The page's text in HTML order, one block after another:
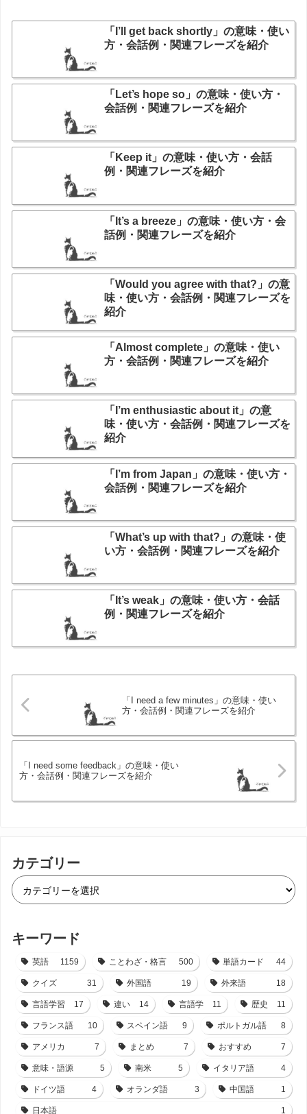
「I’ll get back shortly」の意味・使い
方・会話例・関連フレーズを紹介
「Let’s hope so」の意味・使い方・
会話例・関連フレーズを紹介
「Keep it」の意味・使い方・会話
例・関連フレーズを紹介
「It’s a breeze」の意味・使い方・会
話例・関連フレーズを紹介
「Would you agree with that?」の意
味・使い方・会話例・関連フレーズを
紹介
「Almost complete」の意味・使い
方・会話例・関連フレーズを紹介
「I’m enthusiastic about it」の意
味・使い方・会話例・関連フレーズを
紹介
「I’m from Japan」の意味・使い方・
会話例・関連フレーズを紹介
「What’s up with that?」の意味・使
い方・会話例・関連フレーズを紹介
「It’s weak」の意味・使い方・会話
例・関連フレーズを紹介
「I need a few minutes」の意味・使い
方・会話例・関連フレーズを紹介
「I need some feedback」の意味・使い
方・会話例・関連フレーズを紹介
カテゴリー
キーワード
英語 1159 ことわざ・格言 500 単語カード 44
クイズ 31 外国語 19 外来語 18
言語学習 17 違い 14 言語学 11 歴史 11
フランス語 10 スペイン語 9 ポルトガル語 8
アメリカ 7 まとめ 7 おすすめ 7
意味・語源 5 南米 5 イタリア語 4
ドイツ語 4 オランダ語 3 中国語 1
日本語 1